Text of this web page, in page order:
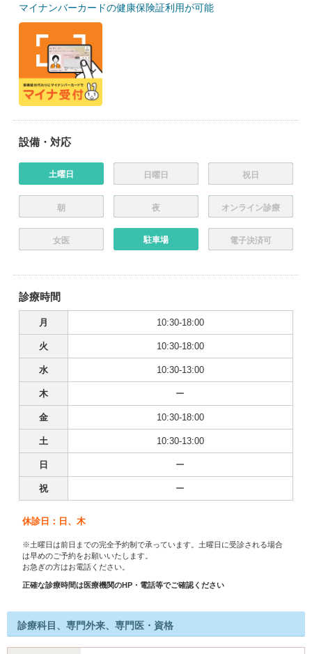
マイナンバーカードの健康保険証利用が可能
設備・対応
土曜日 日曜日 祝日
朝 夜 オンライン診療
女医 駐車場 電子決済可
診療時間
月 10:30-18:00
火 10:30-18:00
水 10:30-13:00
木 ー
金 10:30-18:00
土 10:30-13:00
日 ー
祝 ー
休診日：日、木
※土曜日は前日までの完全予約制で承っています。土曜日に受診される場合
は早めのご予約をお願いいたします。
お急ぎの方はお電話ください。
正確な診療時間は医療機関のHP・電話等でご確認ください
診療科目、専門外来、専門医・資格